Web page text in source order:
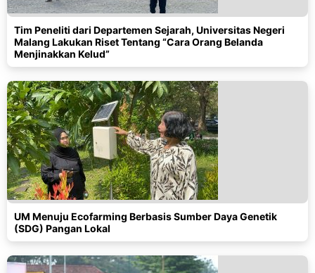
Tim Peneliti dari Departemen Sejarah, Universitas Negeri
Malang Lakukan Riset Tentang “Cara Orang Belanda
Menjinakkan Kelud”
UM Menuju Ecofarming Berbasis Sumber Daya Genetik
(SDG) Pangan Lokal